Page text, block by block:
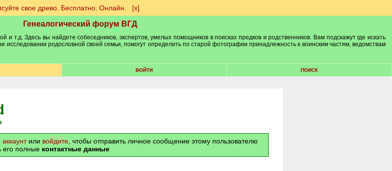
свое древо. Бесплатно. Онлайн. [х]
Генеалогический форум ВГД
т.д. Здесь вы найдете собеседников, экспертов, умелых помощников в поисках предков и родственников. Вам подскажут где искать
исследовании родословной своей семьи, помогут определить по старой фотографии принадлежность к воинским частям, ведомствам
ВОЙТИ ПОИСК
или войдите , чтобы отправить личное сообщение этому пользователю
его полные контактные данные